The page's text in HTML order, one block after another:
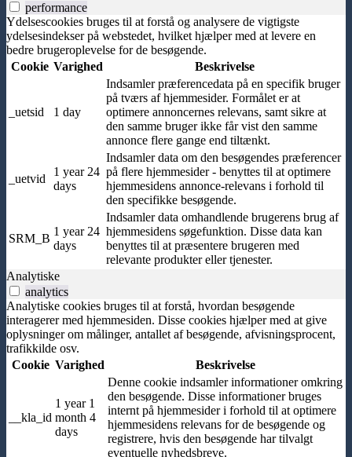
performance
Ydelsescookies bruges til at forstå og analysere de vigtigste
ydelsesindekser på webstedet, hvilket hjælper med at levere en
bedre brugeroplevelse for de besøgende.
Cookie Varighed Beskrivelse
_uetsid 1 day
Indsamler præferencedata på en specifik bruger
på tværs af hjemmesider. Formålet er at
optimere annoncernes relevans, samt sikre at
den samme bruger ikke får vist den samme
annonce flere gange end tiltænkt.
_uetvid
1 year 24
days
Indsamler data om den besøgendes præferencer
på flere hjemmesider - benyttes til at optimere
hjemmesidens annonce-relevans i forhold til
den specifikke besøgende.
SRM_B
1 year 24
days
Indsamler data omhandlende brugerens brug af
hjemmesidens søgefunktion. Disse data kan
benyttes til at præsentere brugeren med
relevante produkter eller tjenester.
Analytiske
analytics
Analytiske cookies bruges til at forstå, hvordan besøgende
interagerer med hjemmesiden. Disse cookies hjælper med at give
oplysninger om målinger, antallet af besøgende, afvisningsprocent,
trafikkilde osv.
Cookie Varighed Beskrivelse
__kla_id
1 year 1
month 4
days
Denne cookie indsamler informationer omkring
den besøgende. Disse informationer bruges
internt på hjemmesider i forhold til at optimere
hjemmesidens relevans for de besøgende og
registrere, hvis den besøgende har tilvalgt
eventuelle nyhedsbreve.